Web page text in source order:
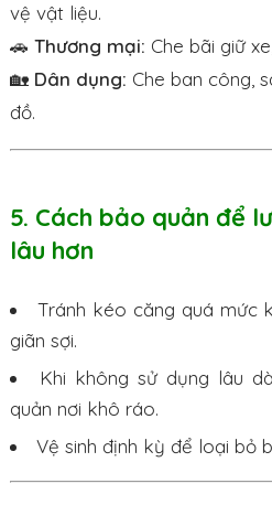
vệ vật liệu.
🚗 Thương mại: Che bãi giữ
🏡 Dân dụng: Che ban công,
đồ.
5. Cách bảo quản để
lâu hơn
Tránh kéo căng quá mức
giãn sợi.
Khi không sử dụng lâu
quản nơi khô ráo.
Vệ sinh định kỳ để loại bỏ